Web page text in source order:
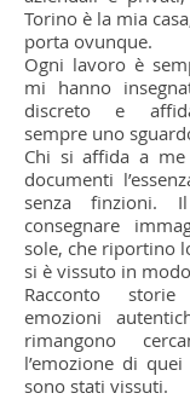
Torino è la mia
porta ovunque.
Ogni lavoro è
mi hanno
discreto e
sempre uno
Chi si affida a me
documenti
senza finzioni.
consegnare
sole, che riportino
si è vissuto in
Racconto
emozioni
rimangono
l’emozione di
sono stati vissuti.